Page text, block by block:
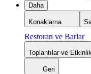
Daha
Konaklama
Restoran ve Barlar
Toplantılar ve
Geri